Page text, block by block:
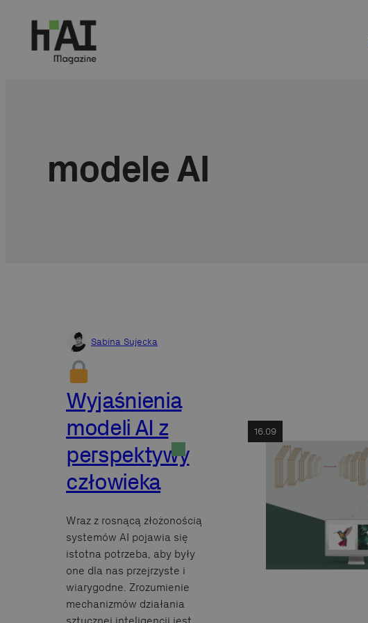
modele AI
Sabina Sujecka
Wyjaśnienia
modeli AI z
perspektywy
człowieka
Wraz z rosnącą złożonością
systemów AI pojawia się
istotna potrzeba, aby były
one dla nas przejrzyste i
wiarygodne. Zrozumienie
mechanizmów działania
16.09